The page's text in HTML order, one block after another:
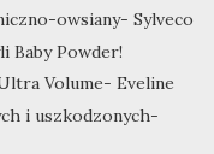
owsiany- Sylveco
Baby Powder!
Volume- Eveline
i uszkodzonych-